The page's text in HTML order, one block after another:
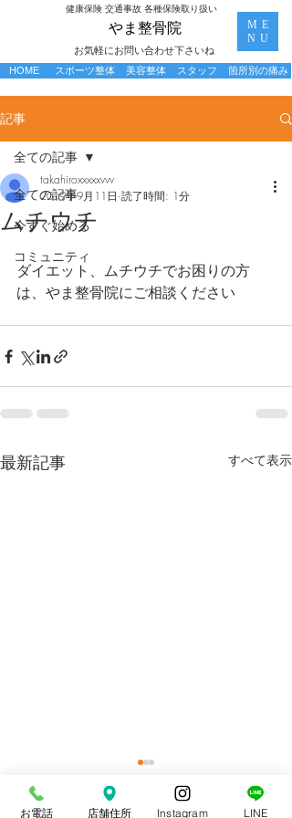
お気軽にお問い合わせ下さいね
​やま整骨院
​健康保険 交通事故 各種保険取り扱い
ME
NU
スポーツ整体 美容整体 箇所別の痛み
HOME スタッフ
記事
全ての記事
今すぐ始める
コミュニティ
全ての記事
ムチウチ
takahiroxxxxxvvv
2019年9月11日 読了時間: 1分
ダイエット、ムチウチでお困りの方
は、やま整骨院にご相談ください
最新記事 すべて表示
お電話 店舗住所 Instagram LINE